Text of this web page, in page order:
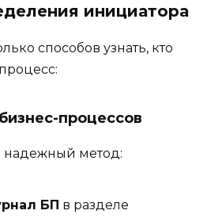
инициатора
способов узнать, кто
процессов
метод:
БП в разделе